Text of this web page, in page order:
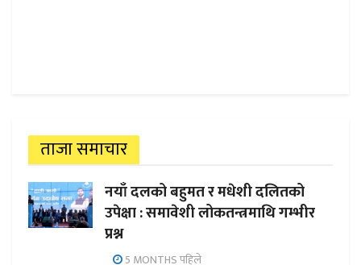
ताजा समाचार
नयाँ दलको बहुमत र मधेशी दलितको
उपेक्षा : समावेशी लोकतन्त्रमाथि गम्भीर
प्रश्न
5 MONTHS पहिले